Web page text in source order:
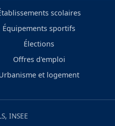
scolaires
Équipements sportifs
Élections
Offres d'emploi
et logement
INSEE